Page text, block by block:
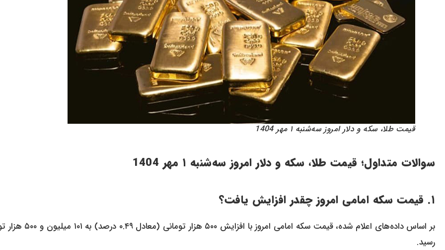
قیمت طلا، سکه و دلار امروز سه‌شنبه ۱ مهر 1404
سوالات متداول؛ قیمت طلا، سکه و دلار امروز سه‌شنبه ۱ مهر 1404
۱. قیمت سکه امامی امروز چقدر افزایش یافت؟
بر اساس داده‌های اعلام شده، قیمت سکه امامی امروز با افزایش ۵۰۰
رسید.